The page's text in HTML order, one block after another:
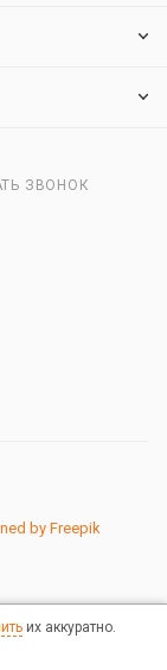
ЗВОНОК
by Freepik
их аккуратно.